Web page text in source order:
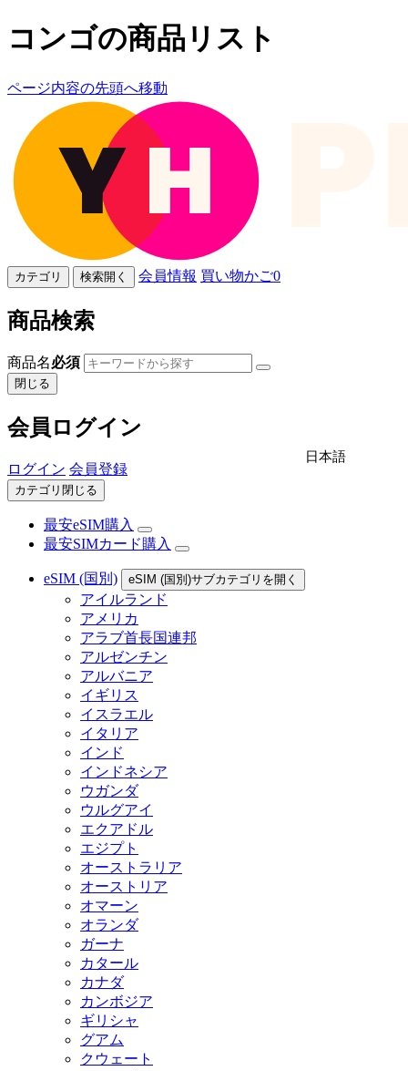
コンゴの商品リスト
ページ内容の先頭へ移動
カテゴリ 検索開く 会員情報 買い物かご0
商品検索
商品名必須
閉じる
会員ログイン
ログイン 会員登録
日本語
カテゴリ閉じる
最安eSIM購入
最安SIMカード購入
eSIM (国別) eSIM (国別)サブカテゴリを開く
アイルランド
アメリカ
アラブ首長国連邦
アルゼンチン
アルバニア
イギリス
イスラエル
イタリア
インド
インドネシア
ウガンダ
ウルグアイ
エクアドル
エジプト
オーストラリア
オーストリア
オマーン
オランダ
ガーナ
カタール
カナダ
カンボジア
ギリシャ
グアム
クウェート